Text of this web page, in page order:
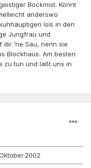
Bockmist. Könnt
anderswo
Isis in den
Jungfrau und
’ne Sau, nenn sie
Blockhaus. Am besten
zu tun und läßt uns in